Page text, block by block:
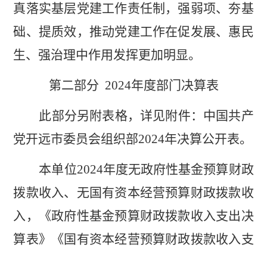
真落实基层党建工作责任制，强弱项、夯基
础、提质效，推动党建工作在促发展、惠民
生、强治理中作用发挥更加明显。
第二部分 2024年度部门决算表
此部分另附表格，详见附件：中国共产
党开远市委员会组织部2024年决算公开表。
本单位2024年度无政府性基金预算财政
拨款收入、无国有资本经营预算财政拨款收
入，《政府性基金预算财政拨款收入支出决
算表》《国有资本经营预算财政拨款收入支